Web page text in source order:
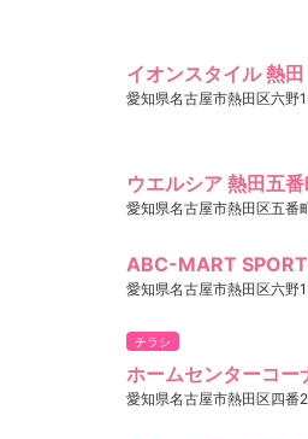
イオンスタイル 熱田
愛知県名古屋市熱田区六野
ウエルシア 熱田五
愛知県名古屋市熱田区五番
ABC-MART
愛知県名古屋市熱田区六野
チラシ
ホームセンターコー
愛知県名古屋市熱田区四番